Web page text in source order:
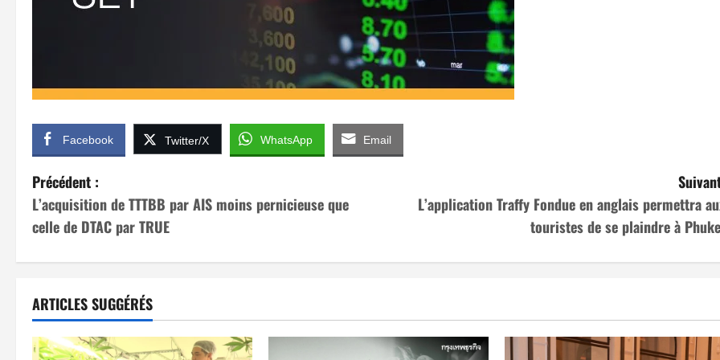
Facebook Twitter/X WhatsApp Email
N
a
v
g
Précédent :
L’acquisition de TTTBB par AIS moins pernicieuse que
celle de DTAC par TRUE
L’application Traffy Fondue en anglais permettra
touristes de se plaindre à
ARTICLES SUGGÉRÉS